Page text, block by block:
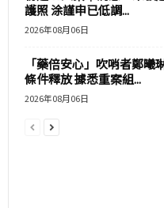
護照 涂謹申已低調...
2026年08月06日
「藥倍安心」吹哨者鄭曦
條件釋放 據悉重案組...
2026年08月06日